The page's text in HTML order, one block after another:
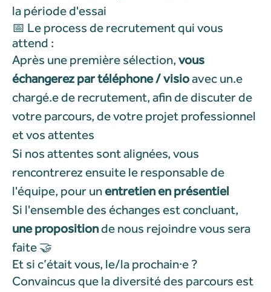
la période d'essai
📅 Le process de recrutement qui vous
attend :
Après une première sélection, vous
échangerez par téléphone/ visioavec un.e
chargé.e de recrutement, afin de discuter de
votre parcours, de votre projet professionnel
et vos attentes
Si nos attentes sont alignées, vous
rencontrerez ensuite le responsable de
l'équipe, pour unentretien en présentiel
Si l'ensemble des échanges est concluant,
une propositionde nous rejoindre vous sera
faite 🤝
Et si c’était vous, le/la prochain·e ?
Convaincus que la diversité des parcours est